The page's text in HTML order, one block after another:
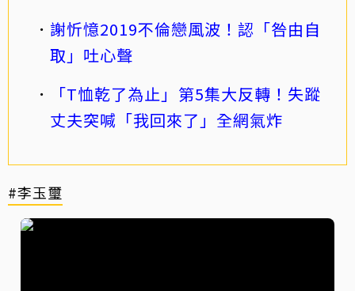
謝忻憶2019不倫戀風波！認「咎由自
取」吐心聲
「T恤乾了為止」第5集大反轉！失蹤
丈夫突喊「我回來了」全網氣炸
#李玉璽